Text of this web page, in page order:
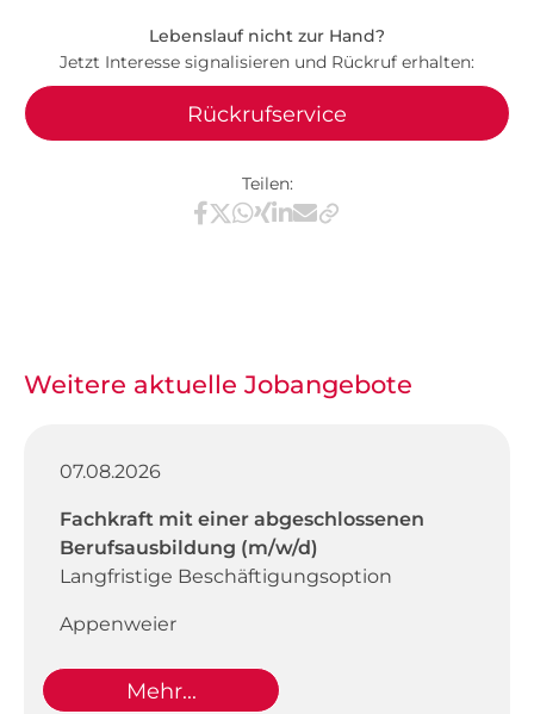
Lebenslauf nicht zur Hand?
Jetzt Interesse signalisieren und Rückruf erhalten:
Rückrufservice
Teilen:
Teilen via Facebook
Teilen via X / Twitter
Teilen via WhatsApp
Teilen via Xing
Teilen via LinkedIn
Teilen via E-Mail
Weitere aktuelle Jobangebote
07.08.2026
Fachkraft mit einer abgeschlossenen
Berufsausbildung (m/w/d)
Langfristige Beschäftigungsoption
Appenweier
Mehr...